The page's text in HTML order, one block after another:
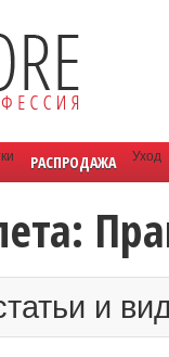
РАСПРОДАЖА Уход
и